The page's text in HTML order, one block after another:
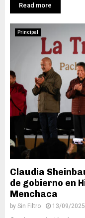
Read more
Principal
Claudia
de gobierno en
Menchaca
by Sin Filtro 13/09/2025